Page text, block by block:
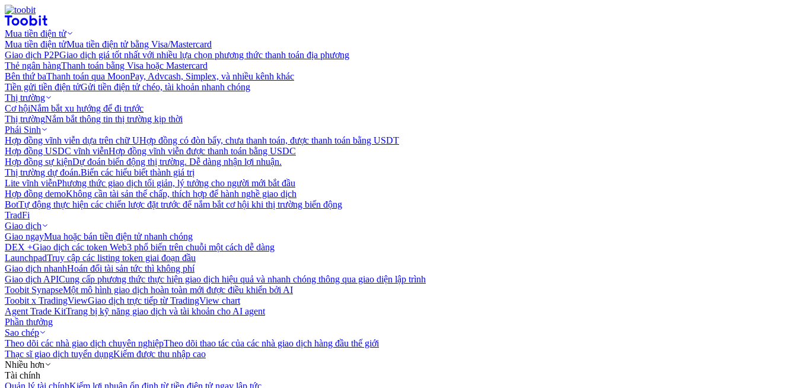
Mua tiền điện tử
Mua tiền điện tửMua tiền điện tử bằng Visa/Mastercard
Giao dịch P2PGiao dịch giá tốt nhất với nhiều lựa chọn phương thức thanh toán địa phương
Thẻ ngân hàngThanh toán bằng Visa hoặc Mastercard
Bên thứ baThanh toán qua MoonPay, Advcash, Simplex, và nhiều kênh khác
Tiền gửi tiền điện tửGửi tiền điện tử chéo, tài khoản nhanh chóng
Thị trường
Cơ hộiNắm bắt xu hướng để đi trước
Thị trườngNắm bắt thông tin thị trường kịp thời
Phái Sinh
Hợp đồng vĩnh viễn dựa trên chữ UHợp đồng có đòn bẩy, chưa thanh toán, được thanh toán bằng USDT
Hợp đồng USDC vĩnh viễnHợp đồng vĩnh viễn được thanh toán bằng USDC
Hợp đồng sự kiệnDự đoán biến động thị trường. Dễ dàng nhận lợi nhuận.
Thị trường dự đoán.Biến các hiểu biết thành giá trị
Lite vĩnh viễnPhương thức giao dịch tối giản, lý tưởng cho người mới bắt đầu
Hợp đồng demoKhông cần tài sản thế chấp, thích hợp để hành nghề giao dịch
BotTự động thực hiện các chiến lược đặt trước để nắm bắt cơ hội khi thị trường biến động
TradFi
Giao dịch
Giao ngayMua hoặc bán tiền điện tử nhanh chóng
DEX +Giao dịch các token Web3 phổ biến trên chuỗi một cách dễ dàng
LaunchpadTruy cập các listing token giai đoạn đầu
Giao dịch nhanhHoán đổi tài sản tức thì không phí
Giao dịch APICung cấp phương thức thực hiện giao dịch hiệu quả và nhanh chóng thông qua giao diện lập trình
Toobit SynapseMột mô hình giao dịch hoàn toàn mới được điều khiển bởi AI
Toobit x TradingViewGiao dịch trực tiếp từ TradingView chart
Agent Trade KitTrang bị kỹ năng giao dịch và tài khoản cho AI agent
Phần thưởng
Sao chép
Theo dõi các nhà giao dịch chuyên nghiệpTheo dõi thao tác của các nhà giao dịch hàng đầu thế giới
Thạc sĩ giao dịch tuyển dụngKiếm được thu nhập cao
Nhiều hơn
Tài chính
Quản lý tài chínhKiếm lợi nhuận ổn định từ tiền điện tử ngay lập tức